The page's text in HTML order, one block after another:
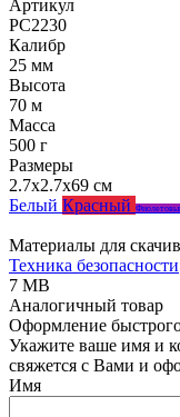
Артикул
РС2230
Калибр
25 мм
Высота
70 м
Масса
500 г
Размеры
2.7x2.7x69 см
Белый Красный
Материалы для
Техника безопасности
7 MB
Аналогичный товар
Оформление быстрого
Укажите ваше имя и
свяжется с Вами и
Имя